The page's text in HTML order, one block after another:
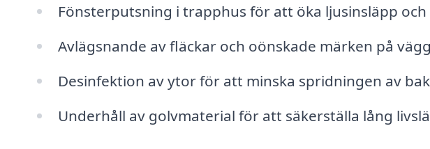
Fönsterputsning i trapphus för att öka ljusinsläpp och
Avlägsnande av fläckar och oönskade märken på
Desinfektion av ytor för att minska spridningen av
Underhåll av golvmaterial för att säkerställa lång